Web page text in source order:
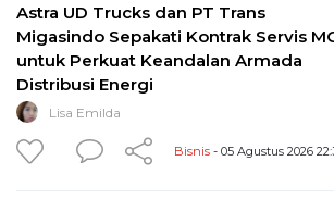
Astra UD Trucks dan PT Trans
Migasindo Sepakati Kontrak Servis
untuk Perkuat Keandalan Armada
Distribusi Energi
Lisa Emilda
Bisnis - 05 Agustus 2026